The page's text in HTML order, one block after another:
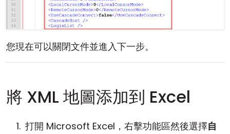
您現在可以關閉文件並進入下一步。
將 XML 地圖添加到 Excel
打開 Microsoft Excel，右擊功能區然後選擇自